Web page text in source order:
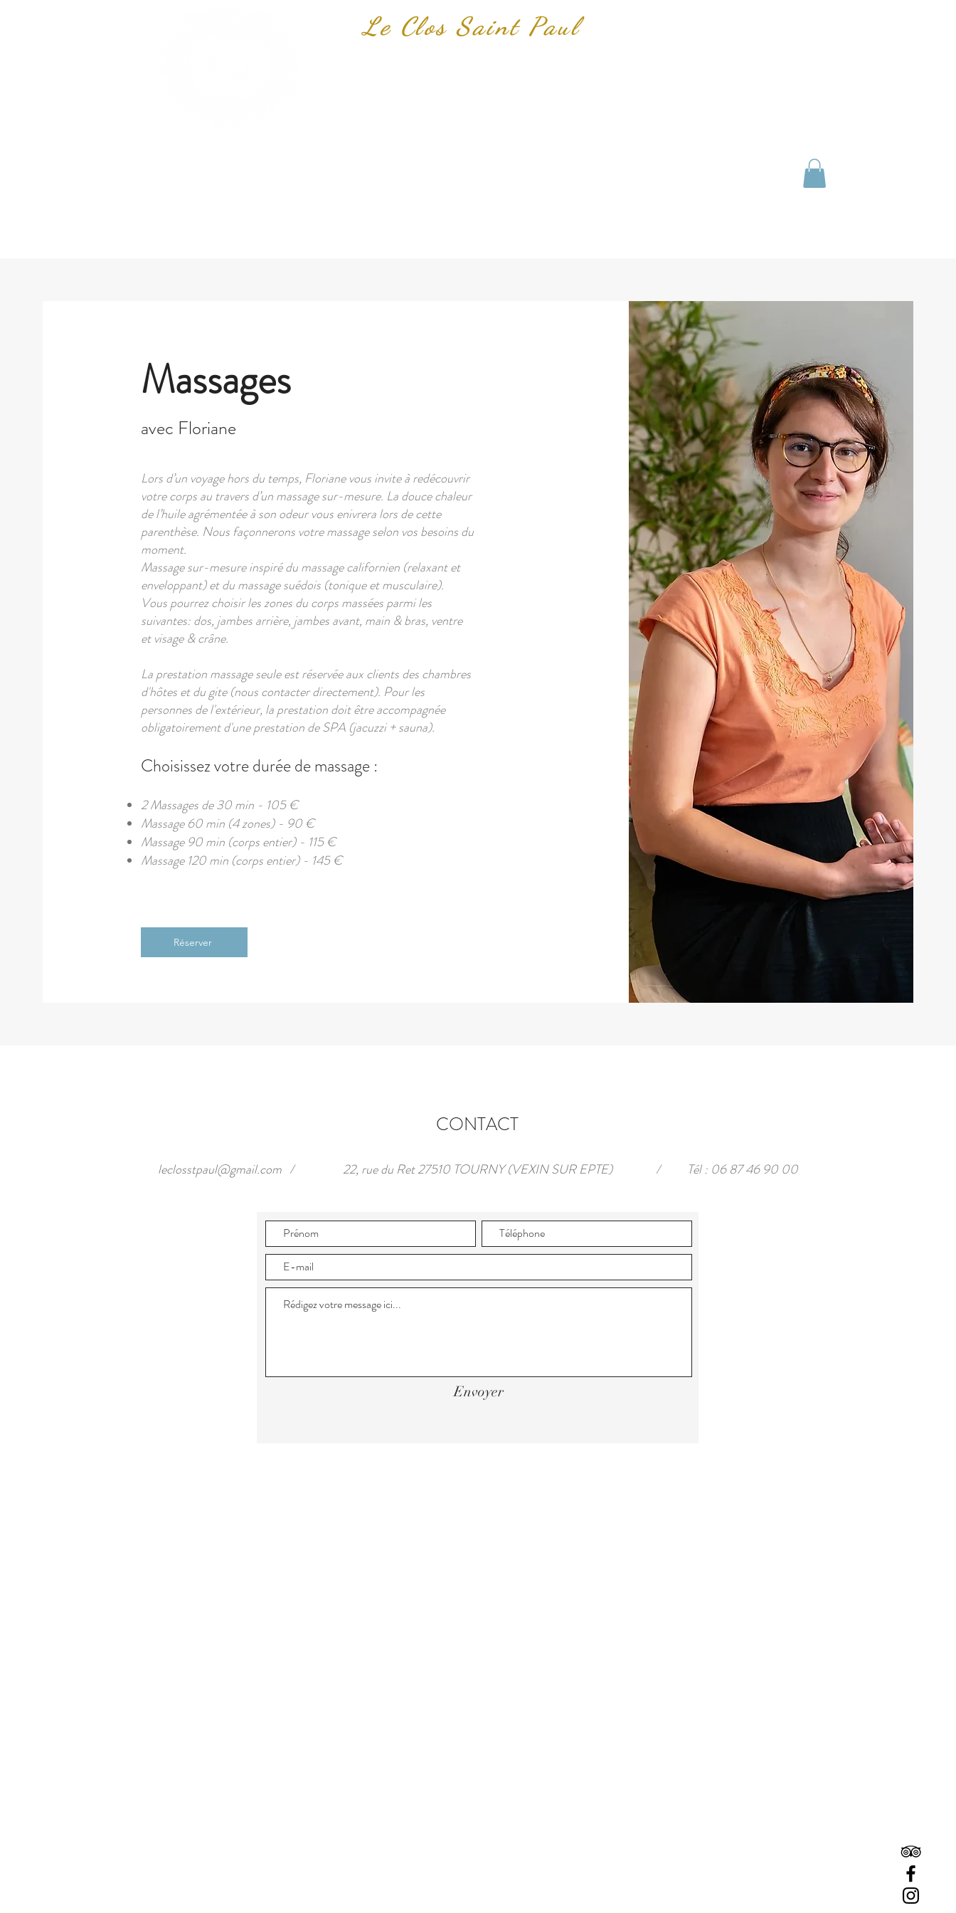
Le Clos Saint Paul
Massages
avec Floriane
Lors d’un voyage hors du temps, Floriane vous invite à redécouvrir
votre corps au travers d’un massage sur-mesure. La douce chaleur
de l’huile agrémentée à son odeur vous enivrera lors de cette
parenthèse. Nous façonnerons votre massage selon vos besoins du
moment.
​Massage sur-mesure inspiré du massage californien (relaxant et
enveloppant) et du massage suédois (tonique et musculaire).
Vous pourrez choisir les zones du corps massées parmi les
suivantes: dos, jambes arrière, jambes avant, main & bras, ventre
et visage & crâne.
La prestation massage seule est réservée aux clients des chambres
d'hôtes et du gite (nous contacter directement). Pour les
personnes de l'extérieur, la prestation doit être accompagnée
obligatoirement d'une prestation de SPA (jacuzzi + sauna).
Choisissez votre durée de massage :
2 Massages de 30 min - 105 €
Massage 60 min (4 zones) - 90 €
Massage 90 min (corps entier) - 115 €
Massage 120 min (corps entier) - 145 €
Réserver
CONTACT
Tél : 06 87 46 90 00
leclosstpaul@gmail.com 22, rue du Ret 27510 TOURNY (VEXIN SUR EPTE)
/ /
Envoyer